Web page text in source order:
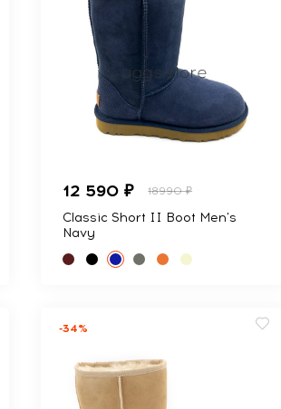
12 590 ₽ 18990 ₽
Classic Short II Boot Men's
Navy
-34%